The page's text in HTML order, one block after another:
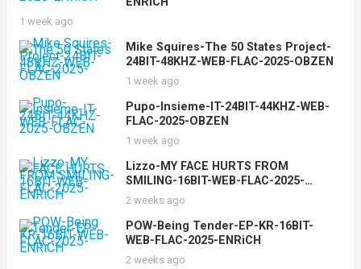
1 week ago
Mike Squires-The 50 States Project-
24BIT-48KHZ-WEB-FLAC-2025-OBZEN
1 week ago
Pupo-Insieme-IT-24BIT-44KHZ-WEB-
FLAC-2025-OBZEN
1 week ago
Lizzo-MY FACE HURTS FROM
SMILING-16BIT-WEB-FLAC-2025-
ENRiCH
2 weeks ago
POW-Being Tender-EP-KR-16BIT-
WEB-FLAC-2025-ENRiCH
2 weeks ago